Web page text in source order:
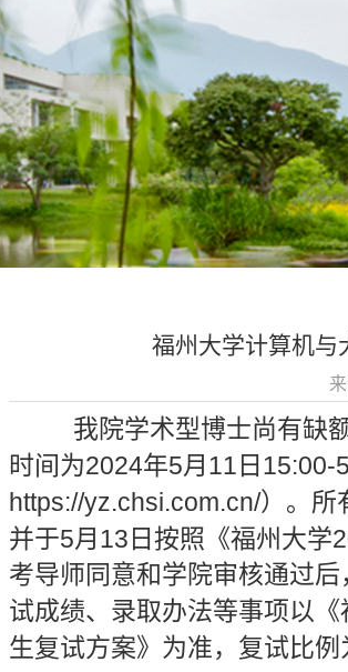
福州大学计算机与
我院学术型博士尚有缺
时间为2024年5月 11 日 15:00-5
https://yz.chsi.com.cn/）。所
并于5月 13 日按照《福州大学
考导师同意和学院审核通过
试成绩、录取办法等事项以
生复试方案》为准，复试比例